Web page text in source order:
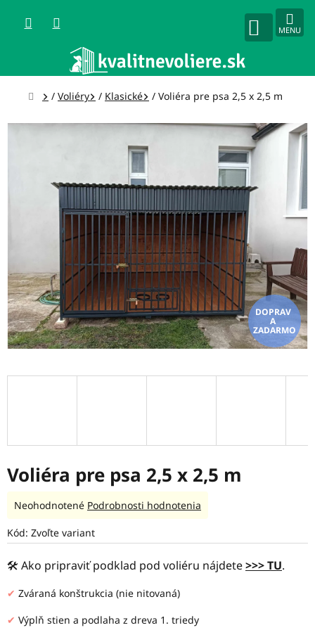
obsah
NÁKUPNÝ
Domov
/ Voliéry / Klasické / Voliéra pre psa 2,5 x 2,5 m
ZADARMO
Voliéra pre psa 2,5 x 2,5 m
Kód: Zvoľte variant
🛠️ Ako pripraviť podklad pod voliéru nájdete>>> TU.
✔ Zváraná konštrukcia (nie nitovaná)
✔ Výplň stien a podlaha z dreva 1. triedy
Priemerné
produktu
je
0,0
z
hviezdičiek.
Neohodnotené Podrobnosti hodnotenia